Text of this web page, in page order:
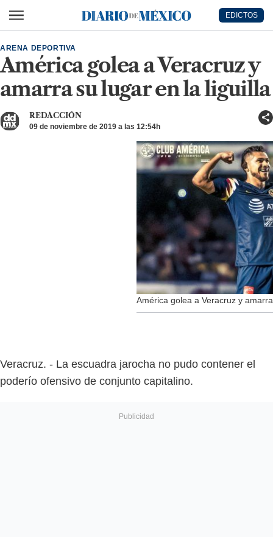
Diario de México
EDICTOS
América golea a Veracruz y
amarra su lugar en la liguilla
ARENA DEPORTIVA
REDACCIÓN
09 de noviembre de 2019 a las 12:54h
América golea a Veracruz y
Veracruz. - La escuadra jarocha no pudo contener el
poderío ofensivo de conjunto capitalino.